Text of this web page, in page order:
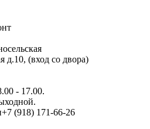
д.10, (вход со двора)
- 17.00.
+7 (918) 171-66-26